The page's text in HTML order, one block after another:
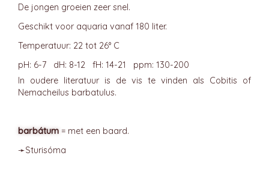
De jongen groeien zeer snel.
Geschikt voor aquaria vanaf 180 liter.
Temperatuur: 22 tot 26° C
pH: 6-7 dH: 8-12 fH: 14-21 ppm: 130-200
In oudere literatuur is de vis te vinden als Cobitis of
Nemacheilus barbatulus.
barbátum = met een baard.
➛Sturisóma